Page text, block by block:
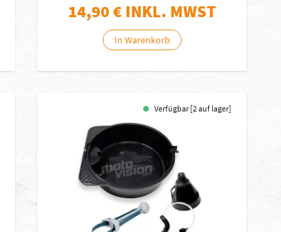
14,90€ INKL. MWST
In Warenkorb
Verfügbar [2 auf lager]